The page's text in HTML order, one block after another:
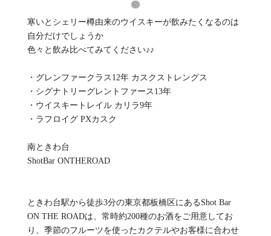
寒いとシェリー樽由来のウイスキーが飲みたくなるのは
自分だけでしょうか
色々と飲み比べてみてください♪♪
・グレンファークラス12年 カスクストレングス
・シグナトリーグレントファース13年
・ウイスキートレイル カリラ9年
・ラフロイグ PXカスク
南ときわ台
ShotBar ONTHEROAD
ときわ台駅から徒歩3分の東京都板橋区にあるShot Bar
ON THE ROADは、常時約200種のお酒をご用意してお
り、季節のフルーツを使ったカクテルやお客様に合わせ